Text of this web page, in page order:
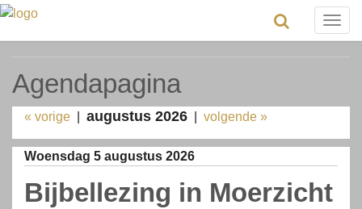
Agendapagina
« vorige | augustus 2026 | volgende »
Woensdag 5 augustus 2026
Bijbellezing in Moerzicht